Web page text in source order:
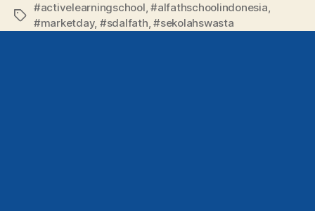
#activelearningschool,#alfathschoolindonesia,
#marketday, #sdalfath,#sekolahswasta